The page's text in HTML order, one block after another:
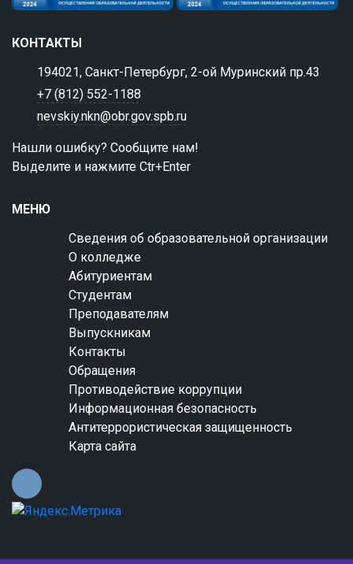
КОНТАКТЫ
194021, Санкт-Петербург, 2-ой Муринский пр.43
+7 (812) 552-1188
nevskiy.nkn@obr.gov.spb.ru
Нашли ошибку? Сообщите нам!
Выделите и нажмите Ctr+Enter
МЕНЮ
Сведения об образовательной организации
О колледже
Абитуриентам
Студентам
Преподавателям
Выпускникам
Контакты
Обращения
Противодействие коррупции
Информационная безопасность
Антитеррористическая защищенность
Карта сайта